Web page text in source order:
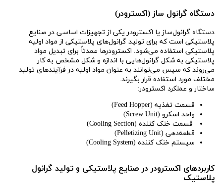
دستگاه گرانول ساز (اکسترودر)
دستگاه گرانول‌ساز یا اکسترودر یکی از تجهیزات اساسی در صنایع
پلاستیکی است که برای تولید گرانول‌های پلاستیکی از مواد اولیه
پلاستیکی استفاده می‌شود. اکسترودرها عمدتاً برای تبدیل مواد
پلاستیکی به شکل گرانول‌هایی با اندازه و شکل مشخص به کار
می‌روند که سپس می‌توانند به عنوان مواد اولیه در فرآیندهای تولید
مختلف مورد استفاده قرار بگیرند.
ساختار و عملکرد اکسترودر:
قسمت تغذیه (Feed Hopper)
واحد اسکرو (Screw Unit)
قسمت خنک کننده (Cooling Section)
قطعه‌دهی (Pelletizing Unit)
سیستم خنک کننده (Cooling System)
کاربردهای اکسترودر در صنایع پلاستیکی و تولید گرانول
پلاستیک